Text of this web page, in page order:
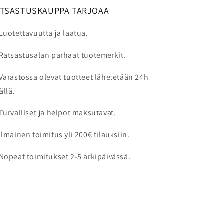
sisäpehmusteet voidaan pestä
valmistajan ohjeiden mukaan. Älä
liuottimia, sillä ne voivat vahingoittaa
TARJOAA
ja laatua.
parhaat tuotemerkit.
olevat tuotteet lähetetään 24h
ja helpot maksutavat.
toimitus yli 200€ tilauksiin.
toimitukset 2-5 arkipäivässä.